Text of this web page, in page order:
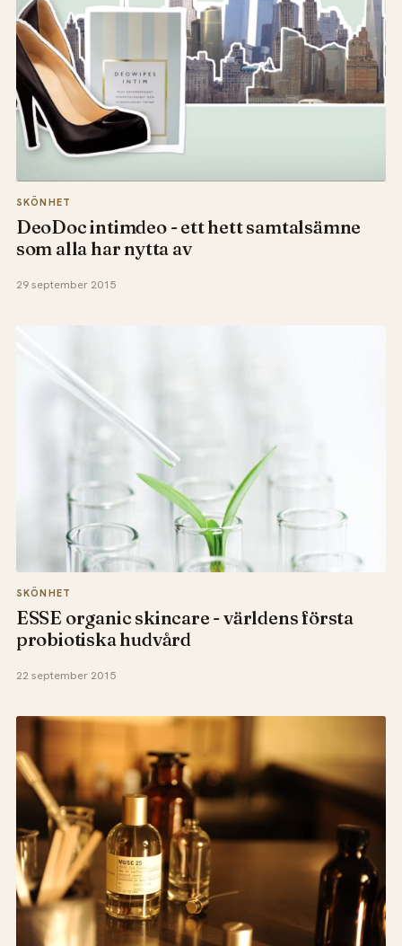
SKÖNHET
DeoDoc intimdeo - ett hett samtalsämne
som alla har nytta av
29 september 2015
SKÖNHET
ESSE organic skincare - världens första
probiotiska hudvård
22 september 2015